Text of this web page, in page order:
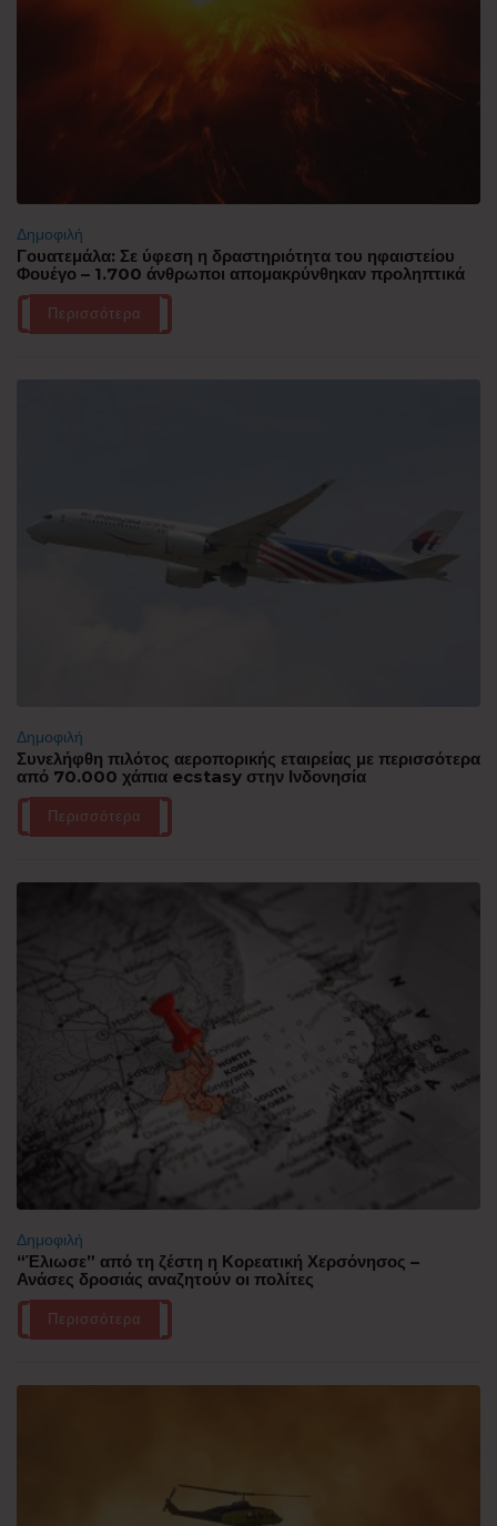
Δημοφιλή
Γουατεμάλα: Σε ύφεση η δραστηριότητα του ηφαιστείου
Φουέγο – 1.700 άνθρωποι απομακρύνθηκαν προληπτικά
Περισσότερα
Δημοφιλή
Συνελήφθη πιλότος αεροπορικής εταιρείας με περισσότερα
από 70.000 χάπια ecstasy στην Ινδονησία
Περισσότερα
Δημοφιλή
“Έλιωσε” από τη ζέστη η Κορεατική Χερσόνησος –
Ανάσες δροσιάς αναζητούν οι πολίτες
Περισσότερα